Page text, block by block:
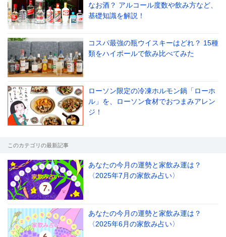
なお酒？ アルコール度数や飲み方など、
基礎知識を解説！
コスパ最強の瓶ウイスキーはどれ？ 15種
類をハイボールで飲み比べてみた
ローソン限定の冷凍ホルモン鍋「ローホ
ル」を、ローソン食材でおつまみアレン
ジ！
このカテゴリの最新記事
あなたの今月の運勢と家飲み運は？
〈2025年7月の家飲み占い〉
あなたの今月の運勢と家飲み運は？
〈2025年6月の家飲み占い〉